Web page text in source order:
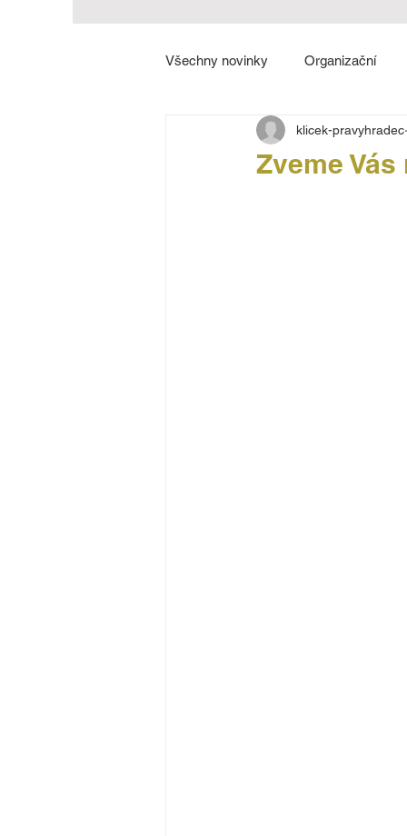
Všechny novinky Organizační
Strážnice
Zveme
klicek-pravyhradec